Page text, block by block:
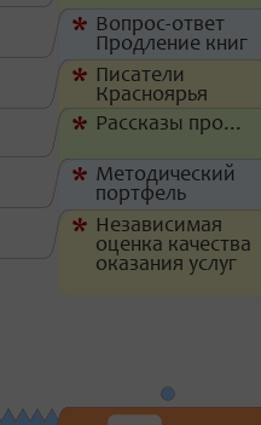
* Вопрос-ответ
Продление книг
* Писатели
Красноярья
* Рассказы про...
* Методический
портфель
* Независимая
оценка качества
оказания услуг